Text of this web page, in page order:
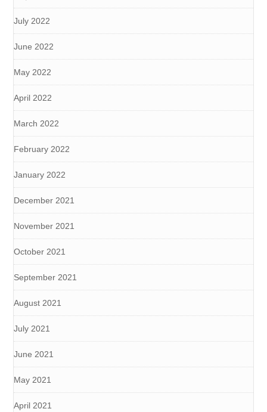
July 2022
June 2022
May 2022
April 2022
March 2022
February 2022
January 2022
December 2021
November 2021
October 2021
September 2021
August 2021
July 2021
June 2021
May 2021
April 2021